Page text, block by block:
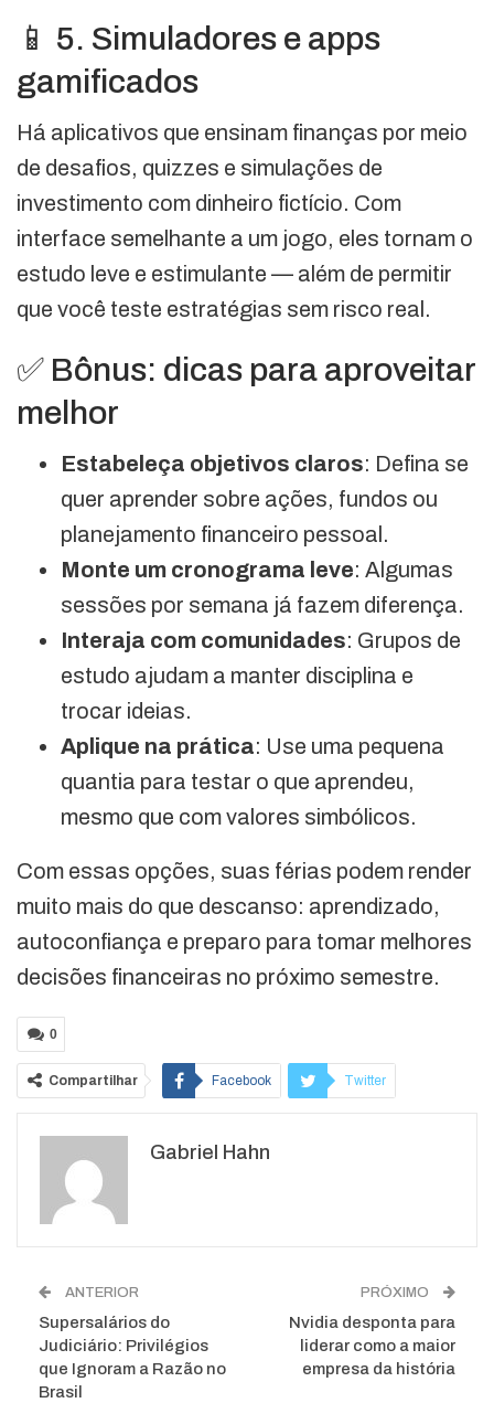
📱 5. Simuladores e apps
gamificados
Há aplicativos que ensinam finanças por meio
de desafios, quizzes e simulações de
investimento com dinheiro fictício. Com
interface semelhante a um jogo, eles tornam o
estudo leve e estimulante — além de permitir
que você teste estratégias sem risco real.
✅ Bônus: dicas para aproveitar
melhor
Estabeleça objetivos claros: Defina se
quer aprender sobre ações, fundos ou
planejamento financeiro pessoal.
Monte um cronograma leve: Algumas
sessões por semana já fazem diferença.
Interaja com comunidades: Grupos de
estudo ajudam a manter disciplina e
trocar ideias.
Aplique na prática: Use uma pequena
quantia para testar o que aprendeu,
mesmo que com valores simbólicos.
Com essas opções, suas férias podem render
muito mais do que descanso: aprendizado,
autoconfiança e preparo para tomar melhores
decisões financeiras no próximo semestre.
0
Compartilhar Facebook Twitter
WhatsApp
Gabriel Hahn
ANTERIOR
Supersalários do
Judiciário: Privilégios
que Ignoram a Razão no
Brasil
PRÓXIMO
Nvidia desponta para
liderar como a maior
empresa da história